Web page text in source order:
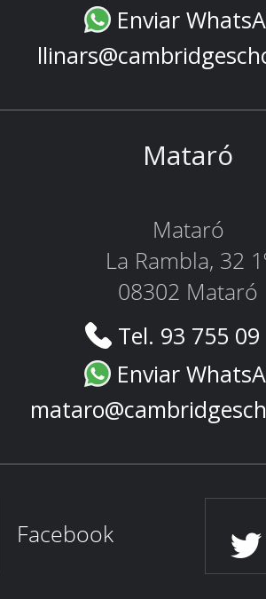
Enviar
Mataró
Mataró
La Rambla, 32
08302 Mataró
Tel. 93 755
Enviar
Facebook